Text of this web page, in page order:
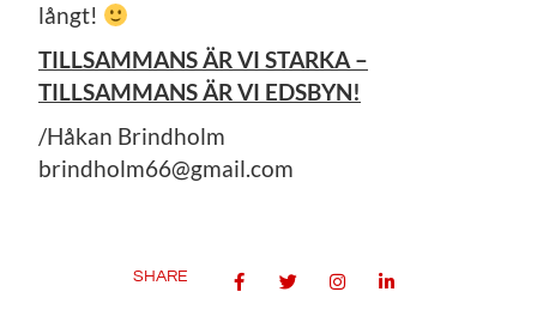
långt!
TILLSAMMANS ÄR VI STARKA –
TILLSAMMANS ÄR VI EDSBYN!
/Håkan Brindholm
brindholm66@gmail.com
SHARE